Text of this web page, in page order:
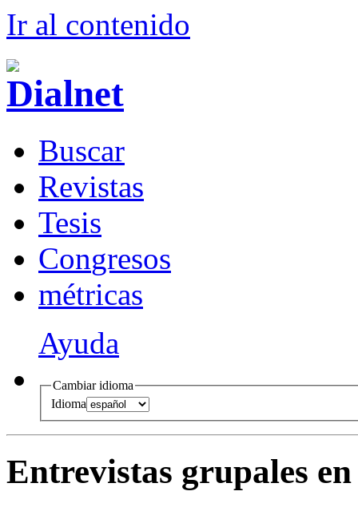
Ir al contenido
Buscar
Revistas
Tesis
Congresos
métricas
Ayuda
Cambiar idioma
Idioma
Entrevistas grupales